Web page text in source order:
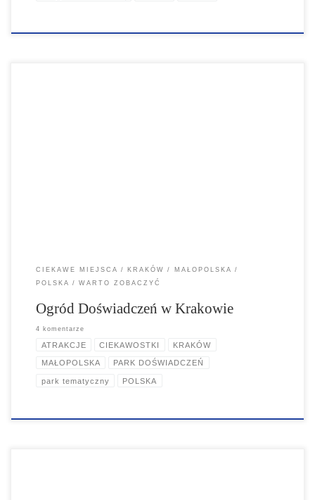
CIEKAWE MIEJSCA KRAKÓW
MAŁOPOLSKA
POLSKA
WARTO ZOBACZYĆ
Ogród Doświadczeń w Krakowie
4 komentarze
ATRAKCJE CIEKAWOSTKI KRAKÓW
MAŁOPOLSKA PARK DOŚWIADCZEŃ
park tematyczny POLSKA